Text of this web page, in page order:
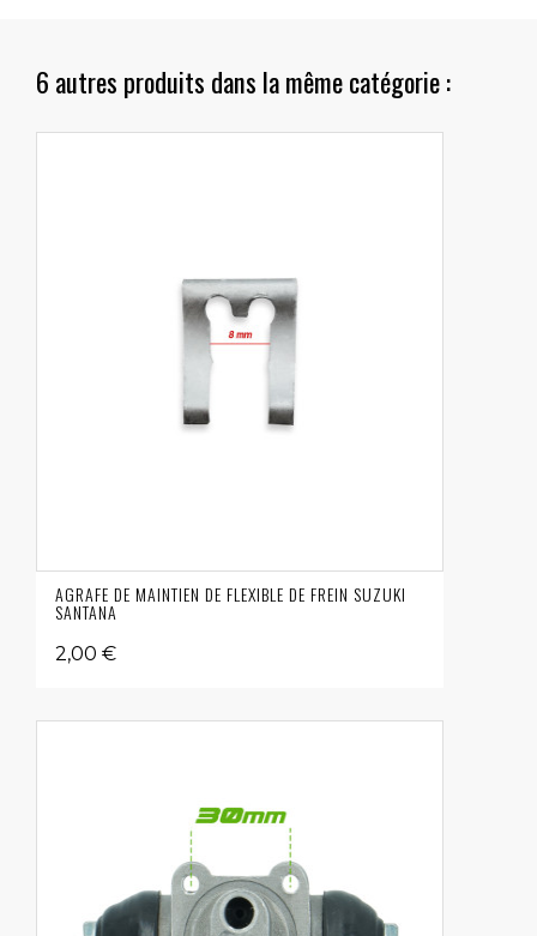
6 autres produits dans la même catégorie :
AGRAFE DE MAINTIEN DE FLEXIBLE DE FREIN SUZUKI
SANTANA
2,00 €